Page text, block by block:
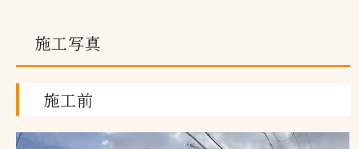
施工写真
施工前